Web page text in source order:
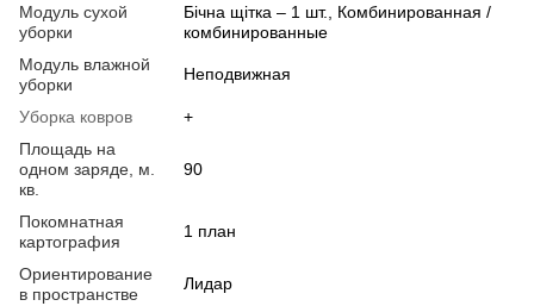
Модуль сухой
уборки
Бічна щітка – 1 шт., Комбинированная /
комбинированные
Модуль влажной
уборки
Неподвижная
Уборка ковров
+
Площадь на
одном заряде, м.
кв.
90
Покомнатная
картография
1 план
Ориентирование
в пространстве
Лидар